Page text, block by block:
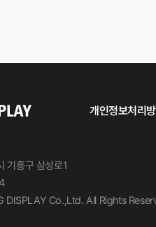
개인정보처리
기흥구 삼성로1
Co.,Ltd. All Rights